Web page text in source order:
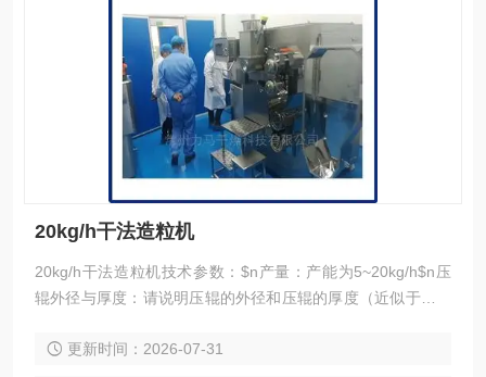
20kg/h干法造粒机
20kg/h干法造粒机技术参数：$n产量：产能为5~20kg/h$n压
辊外径与厚度：请说明压辊的外径和压辊的厚度（近似于压粉
范围：主机和粉碎机变频调速；压辊速度可调范围为5~15rp
更新时间：2026-07-31